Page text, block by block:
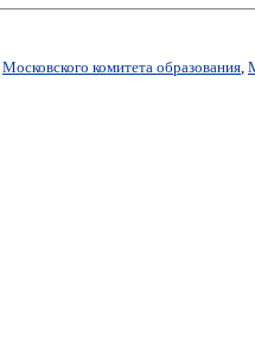
Московского комитета образования,